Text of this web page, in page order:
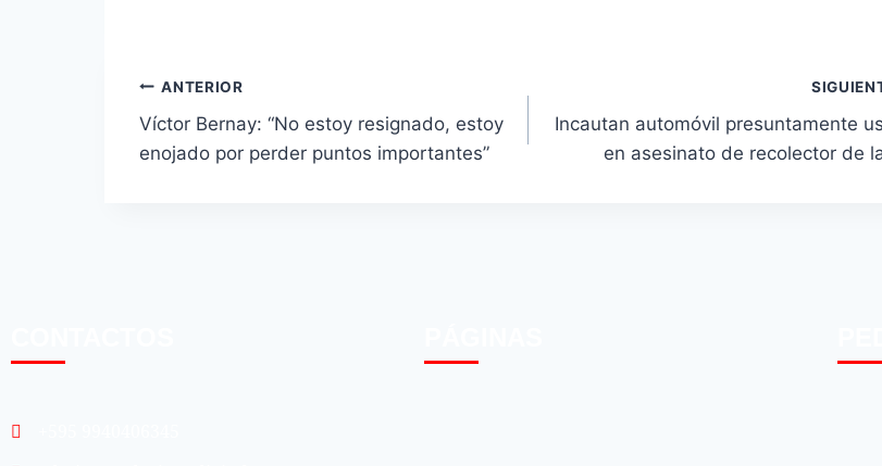
ANTERIOR
Víctor Bernay: “No estoy resignado, estoy
enojado por perder puntos importantes”
Incautan automóvil presuntamente
en asesinato de recolector de